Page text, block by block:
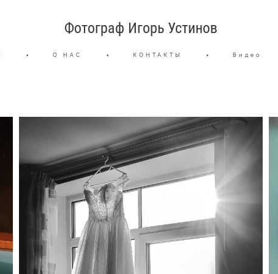
Фотограф Игорь Устинов
• О НАС • КОНТАКТЫ • Видео